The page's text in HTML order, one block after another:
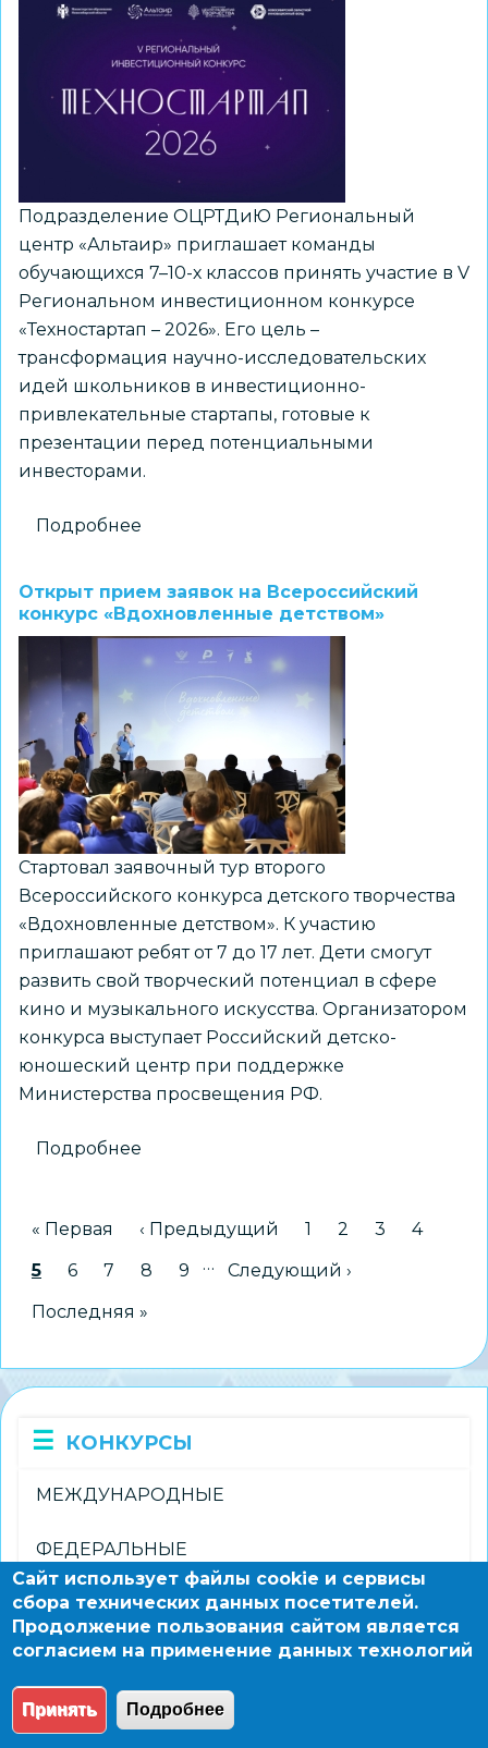
городском
конкурсе
школьных
аудиогидов
«Дом,
в
котором
я
живу»
Подразделение ОЦРТДиЮ Региональный
центр «Альтаир» приглашает команды
обучающихся 7–10-х классов принять участие в V
Региональном инвестиционном конкурсе
«Техностартап – 2026». Его цель –
трансформация научно-исследовательских
идей школьников в инвестиционно-
привлекательные стартапы, готовые к
презентации перед потенциальными
инвесторами.
Подробнее
«Техностартап
–
2026»
Открыт прием заявок на Всероссийский
конкурс «Вдохновленные детством»
Стартовал заявочный тур второго
Всероссийского конкурса детского творчества
«Вдохновленные детством». К участию
приглашают ребят от 7 до 17 лет. Дети смогут
развить свой творческий потенциал в сфере
кино и музыкального искусства. Организатором
конкурса выступает Российский детско-
юношеский центр при поддержке
Министерства просвещения РФ.
Подробнее
заявок
на
конкурс
детством»
Нумерация
Первая страница
« Первая Предыдущая страница
‹ Предыдущий Страница
1 Страница
2 Страница
3
4
Текущая страница
5 Страница
6 Страница
7 Страница
8 Страница
9 … Следующая страница
Следующий ›
Последняя страница
Последняя »
КОНКУРСЫ
МЕЖДУНАРОДНЫЕ
ФЕДЕРАЛЬНЫЕ
РЕГИОНАЛЬНЫЕ
ГОРОДСКИЕ
© 2004 - 2026 Новосибирский информационно-
Сайт использует файлы cookie и сервисы
сбора технических данных посетителей.
Продолжение пользования сайтом является
согласием на применение данных технологий
Принять Подробнее